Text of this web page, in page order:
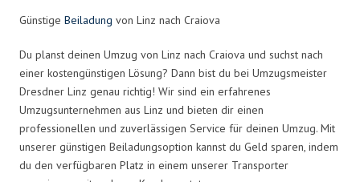
Günstige Beiladung von Linz nach Craiova
Du planst deinen Umzug von Linz nach Craiova und suchst nach
einer kostengünstigen Lösung? Dann bist du bei Umzugsmeister
Dresdner Linz genau richtig! Wir sind ein erfahrenes
Umzugsunternehmen aus Linz und bieten dir einen
professionellen und zuverlässigen Service für deinen Umzug. Mit
unserer günstigen Beiladungsoption kannst du Geld sparen, indem
du den verfügbaren Platz in einem unserer Transporter